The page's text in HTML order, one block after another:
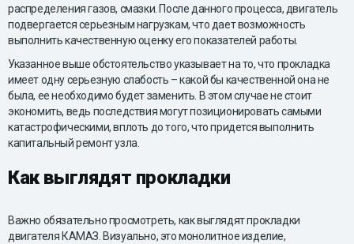
распределения газов, смазки. После данного процесса, двигатель
подвергается серьезным нагрузкам, что дает возможность
выполнить качественную оценку его показателей работы.
Указанное выше обстоятельство указывает на то, что прокладка
имеет одну серьезную слабость – какой бы качественной она не
была, ее необходимо будет заменить. В этом случае не стоит
экономить, ведь последствия могут позиционировать самыми
катастрофическими, вплоть до того, что придется выполнить
капитальный ремонт узла.
Как выглядят прокладки
Важно обязательно просмотреть, как выглядят прокладки
двигателя КАМАЗ. Визуально, это монолитное изделие,